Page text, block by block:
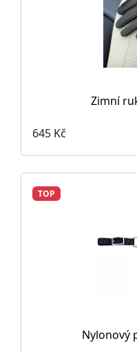
Zimní
645 Kč
TOP
Nylonový